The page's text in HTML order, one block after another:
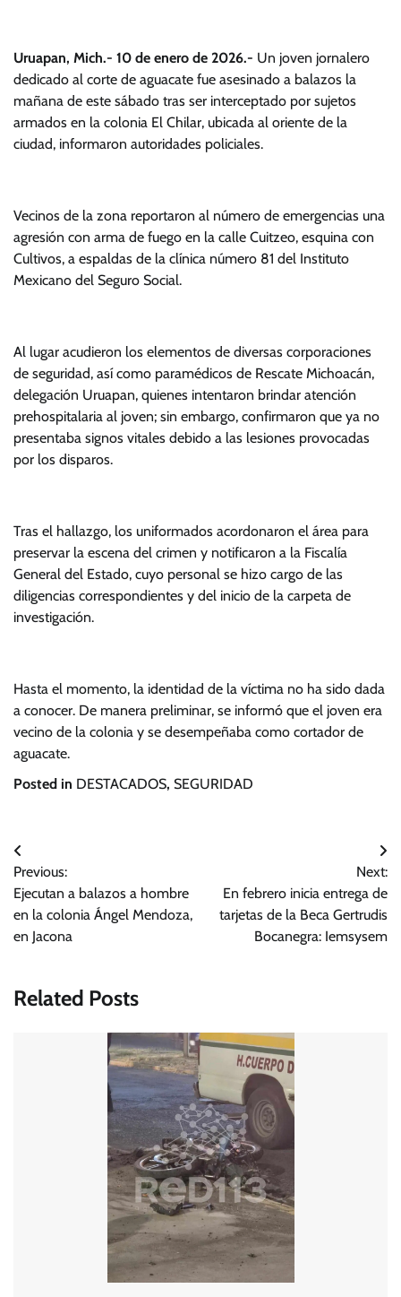
Uruapan, Mich.- 10 de enero de 2026.- Un joven jornalero
dedicado al corte de aguacate fue asesinado a balazos la
mañana de este sábado tras ser interceptado por sujetos
armados en la colonia El Chilar, ubicada al oriente de la
ciudad, informaron autoridades policiales.
Vecinos de la zona reportaron al número de emergencias una
agresión con arma de fuego en la calle Cuitzeo, esquina con
Cultivos, a espaldas de la clínica número 81 del Instituto
Mexicano del Seguro Social.
Al lugar acudieron los elementos de diversas corporaciones
de seguridad, así como paramédicos de Rescate Michoacán,
delegación Uruapan, quienes intentaron brindar atención
prehospitalaria al joven; sin embargo, confirmaron que ya no
presentaba signos vitales debido a las lesiones provocadas
por los disparos.
Tras el hallazgo, los uniformados acordonaron el área para
preservar la escena del crimen y notificaron a la Fiscalía
General del Estado, cuyo personal se hizo cargo de las
diligencias correspondientes y del inicio de la carpeta de
investigación.
Hasta el momento, la identidad de la víctima no ha sido dada
a conocer. De manera preliminar, se informó que el joven era
vecino de la colonia y se desempeñaba como cortador de
aguacate.
Posted in DESTACADOS, SEGURIDAD
Navegación
de
entradas
Previous:
Ejecutan a balazos a hombre
en la colonia Ángel Mendoza,
en Jacona
Next:
En febrero inicia entrega de
tarjetas de la Beca Gertrudis
Bocanegra: Iemsysem
Related Posts